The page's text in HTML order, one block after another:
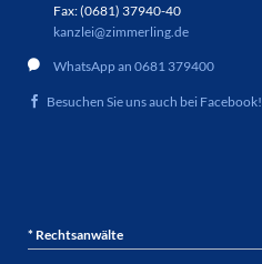
Fax: (0681) 37940-40
kanzlei@zimmerling.de
WhatsApp an 0681 379400
Besuchen Sie uns auch bei Facebook!
* Rechtsanwälte